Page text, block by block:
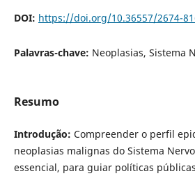
DOI: https://doi.org/10.36557/2674-
Palavras-chave: Neoplasias, Sistema
Resumo
Introdução: Compreender o perfil
neoplasias malignas do Sistema
essencial, para guiar políticas